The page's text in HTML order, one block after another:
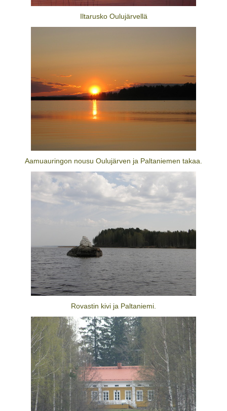
Iltarusko Oulujärvellä
Aamuauringon nousu Oulujärven ja Paltaniemen takaa.
Rovastin kivi ja Paltaniemi.